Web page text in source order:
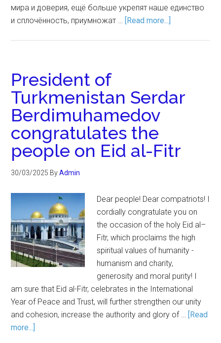
мира и доверия, ещё больше укрепят наше единство
и сплочённость, приумножат … [Read more...]
President of
Turkmenistan Serdar
Berdimuhamedov
congratulates the
people on Eid al-Fitr
30/03/2025 ByAdmin
Dear people! Dear compatriots! I
cordially congratulate you on
the occasion of the holy Eid al–
Fitr, which proclaims the high
spiritual values of humanity -
humanism and charity,
generosity and moral purity! I
am sure that Eid al-Fitr, celebrates in the International
Year of Peace and Trust, will further strengthen our unity
and cohesion, increase the authority and glory of … [Read
more...]